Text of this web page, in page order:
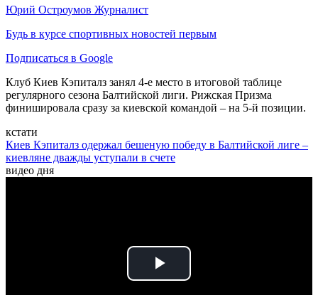
Юрий Остроумов Журналист
Будь в курсе спортивных новостей первым
Подписаться в Google
Клуб Киев Кэпиталз занял 4-е место в итоговой таблице
регулярного сезона Балтийской лиги. Рижская Призма
финишировала сразу за киевской командой – на 5-й позиции.
кстати
Киев Кэпиталз одержал бешеную победу в Балтийской лиге –
киевляне дважды уступали в счете
видео дня
Play